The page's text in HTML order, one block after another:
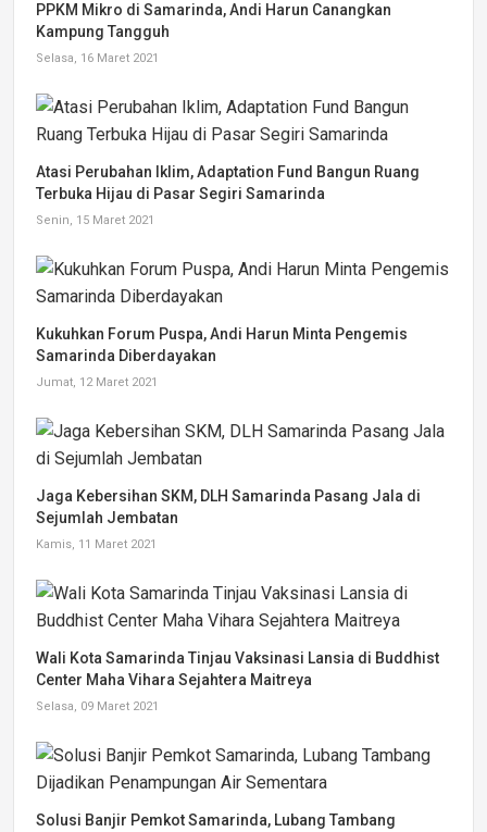
PPKM Mikro di Samarinda, Andi Harun Canangkan
Kampung Tangguh
Selasa, 16 Maret 2021
Atasi Perubahan Iklim, Adaptation Fund Bangun Ruang
Terbuka Hijau di Pasar Segiri Samarinda
Senin, 15 Maret 2021
Kukuhkan Forum Puspa, Andi Harun Minta Pengemis
Samarinda Diberdayakan
Jumat, 12 Maret 2021
Jaga Kebersihan SKM, DLH Samarinda Pasang Jala di
Sejumlah Jembatan
Kamis, 11 Maret 2021
Wali Kota Samarinda Tinjau Vaksinasi Lansia di Buddhist
Center Maha Vihara Sejahtera Maitreya
Selasa, 09 Maret 2021
Solusi Banjir Pemkot Samarinda, Lubang Tambang